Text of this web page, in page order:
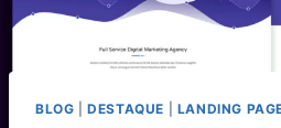
BLOG |DESTAQUE LANDING